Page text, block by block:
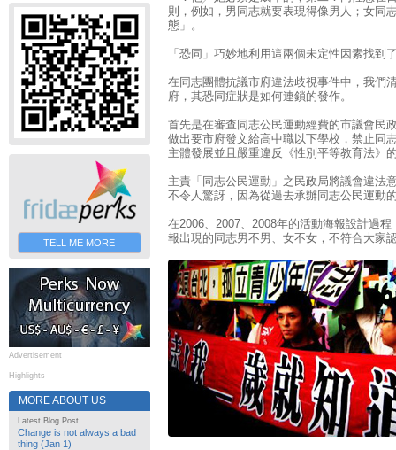
TELL ME MORE
Advertisement
Highlights
MORE ABOUT US
Latest Blog Post
Change is not always a bad
thing (Jan 1)
則，例如，男同志就要表現得像男人；女同
態」。
「恐同」巧妙地利用這兩個未定性因素找到
在同志團體抗議市府違法歧視事件中，我們
府，其恐同症狀是如何連鎖的發作。
首先是在審查同志公民運動經費的市議會民
做出要市府發文給高中職以下學校，禁止同
主體發展並且嚴重違反《性別平等教育法》
主責「同志公民運動」之民政局將議會違法
不令人驚訝，因為從過去承辦同志公民運動
在2006、2007、2008年的活動海報設計過
報出現的同志男不男、女不女，不符合大家